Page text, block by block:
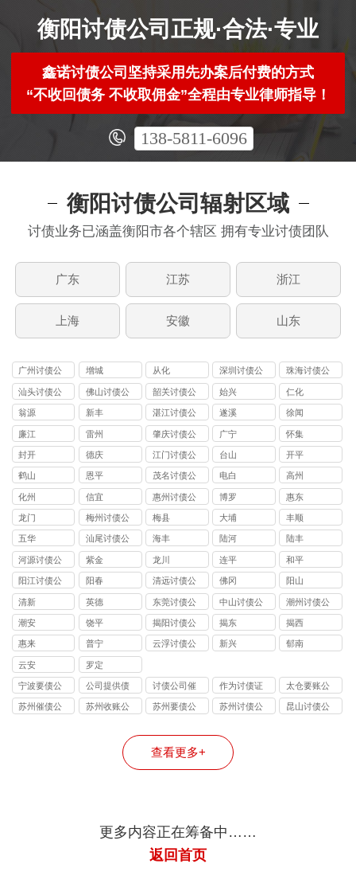
衡阳讨债公司正规·合法·专业
鑫诺讨债公司坚持采用先办案后付费的方式
“不收回债务 不收取佣金”全程由专业律师指导！
138-5811-6096
衡阳讨债公司辐射区域
讨债业务已涵盖衡阳市各个辖区 拥有专业讨债团队
广东 江苏 浙江
上海 安徽 山东
广州讨债公
司
增城 从化
深圳讨债公
司
珠海讨债公
司
汕头讨债公
司
佛山讨债公
司
韶关讨债公
司
始兴 仁化
翁源 新丰
湛江讨债公
司
遂溪 徐闻
廉江 雷州
肇庆讨债公
司
广宁 怀集
封开 德庆
江门讨债公
司
台山 开平
鹤山 恩平
茂名讨债公
司
电白 高州
化州 信宜
惠州讨债公
司
博罗 惠东
龙门
梅州讨债公
司
梅县 大埔 丰顺
五华
汕尾讨债公
司
海丰 陆河 陆丰
河源讨债公
司
紫金 龙川 连平 和平
阳江讨债公
司
阳春
清远讨债公
司
佛冈 阳山
清新 英德
东莞讨债公
司
中山讨债公
司
潮州讨债公
司
潮安 饶平
揭阳讨债公
司
揭东 揭西
惠来 普宁
云浮讨债公
新兴 郁南
云安 罗定
宁波要债公
司
公司提供债
务追讨
讨债公司催
收
作为讨债证
据
太仓要账公
司
苏州催债公
苏州收账公
苏州要债公
苏州讨债公
昆山讨债公
查看更多+
更多内容正在筹备中……
返回首页